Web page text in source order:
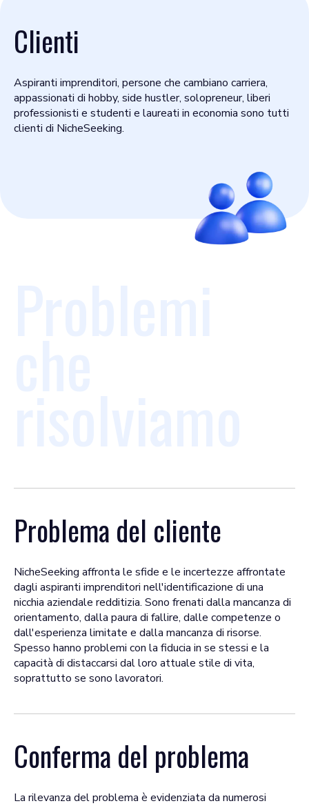
Clienti
Aspiranti imprenditori, persone che cambiano carriera,
appassionati di hobby, side hustler, solopreneur, liberi
professionisti e studenti e laureati in economia sono tutti
clienti di NicheSeeking.
Problema del cliente
NicheSeeking affronta le sfide e le incertezze affrontate
dagli aspiranti imprenditori nell'identificazione di una
nicchia aziendale redditizia. Sono frenati dalla mancanza di
orientamento, dalla paura di fallire, dalle competenze o
dall'esperienza limitate e dalla mancanza di risorse.
Spesso hanno problemi con la fiducia in se stessi e la
capacità di distaccarsi dal loro attuale stile di vita,
soprattutto se sono lavoratori.
Conferma del problema
La rilevanza del problema è evidenziata da numerosi